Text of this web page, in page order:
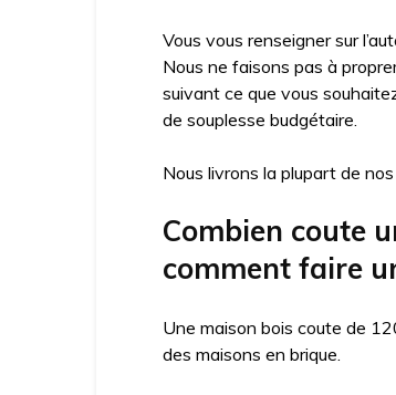
Vous vous renseigner sur
Nous ne faisons pas à
suivant ce que vous
de souplesse budgétaire.
Nous livrons la plupart de
Combien coute
comment faire
Une maison bois coute de
des maisons en brique.